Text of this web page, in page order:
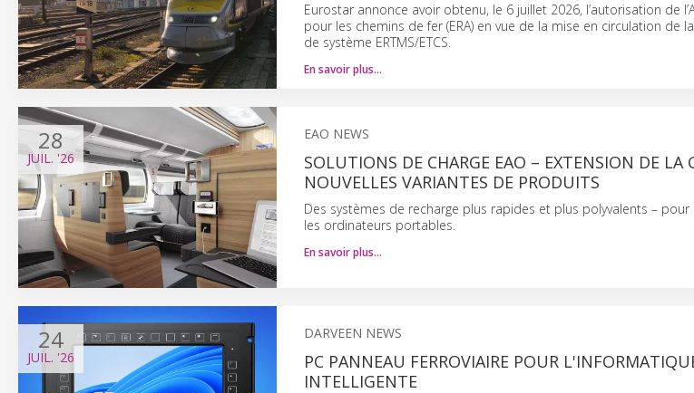
Eurostar annonce avoir obtenu, le 6 juillet 2026, l’autorisation de
pour les chemins de fer (ERA) en vue de la mise en circulation de
de système ERTMS/ETCS.
En savoir plus…
28
JUIL. '26
EAO NEWS
SOLUTIONS DE CHARGE EAO – EXTENSION DE LA
NOUVELLES VARIANTES DE PRODUITS
Des systèmes de recharge plus rapides et plus polyvalents –
les ordinateurs portables.
En savoir plus…
24
JUIL. '26
DARVEEN NEWS
PC PANNEAU FERROVIAIRE POUR
INTELLIGENTE